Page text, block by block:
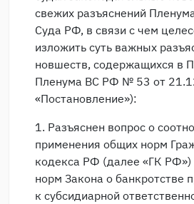
свежих разъяснений
Суда РФ, в связи с чем
изложить суть важных
новшеств, содержащихся в
Пленума ВС РФ № 53 от
«Постановление»):
1. Разъяснен вопрос о
применения общих норм
кодекса РФ (далее «ГК РФ»)
норм Закона о банкротстве
к субсидиарной